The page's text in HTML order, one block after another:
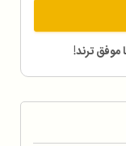
موفق ترند!